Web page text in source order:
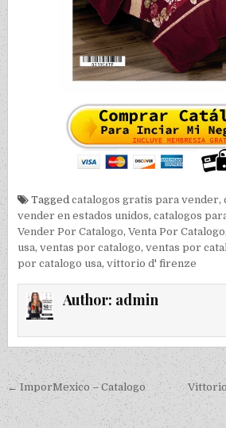
Taggedcatalogos gratis para vender,
vender en estados unidos,catalogos
Vender Por Catalogo,Venta Por Catalogo
usa,ventas por catalogo,ventas por
por catalogo usa,vittorio d' firenze
Author: admin
Post navigation
← ImporMexico – Catalogo